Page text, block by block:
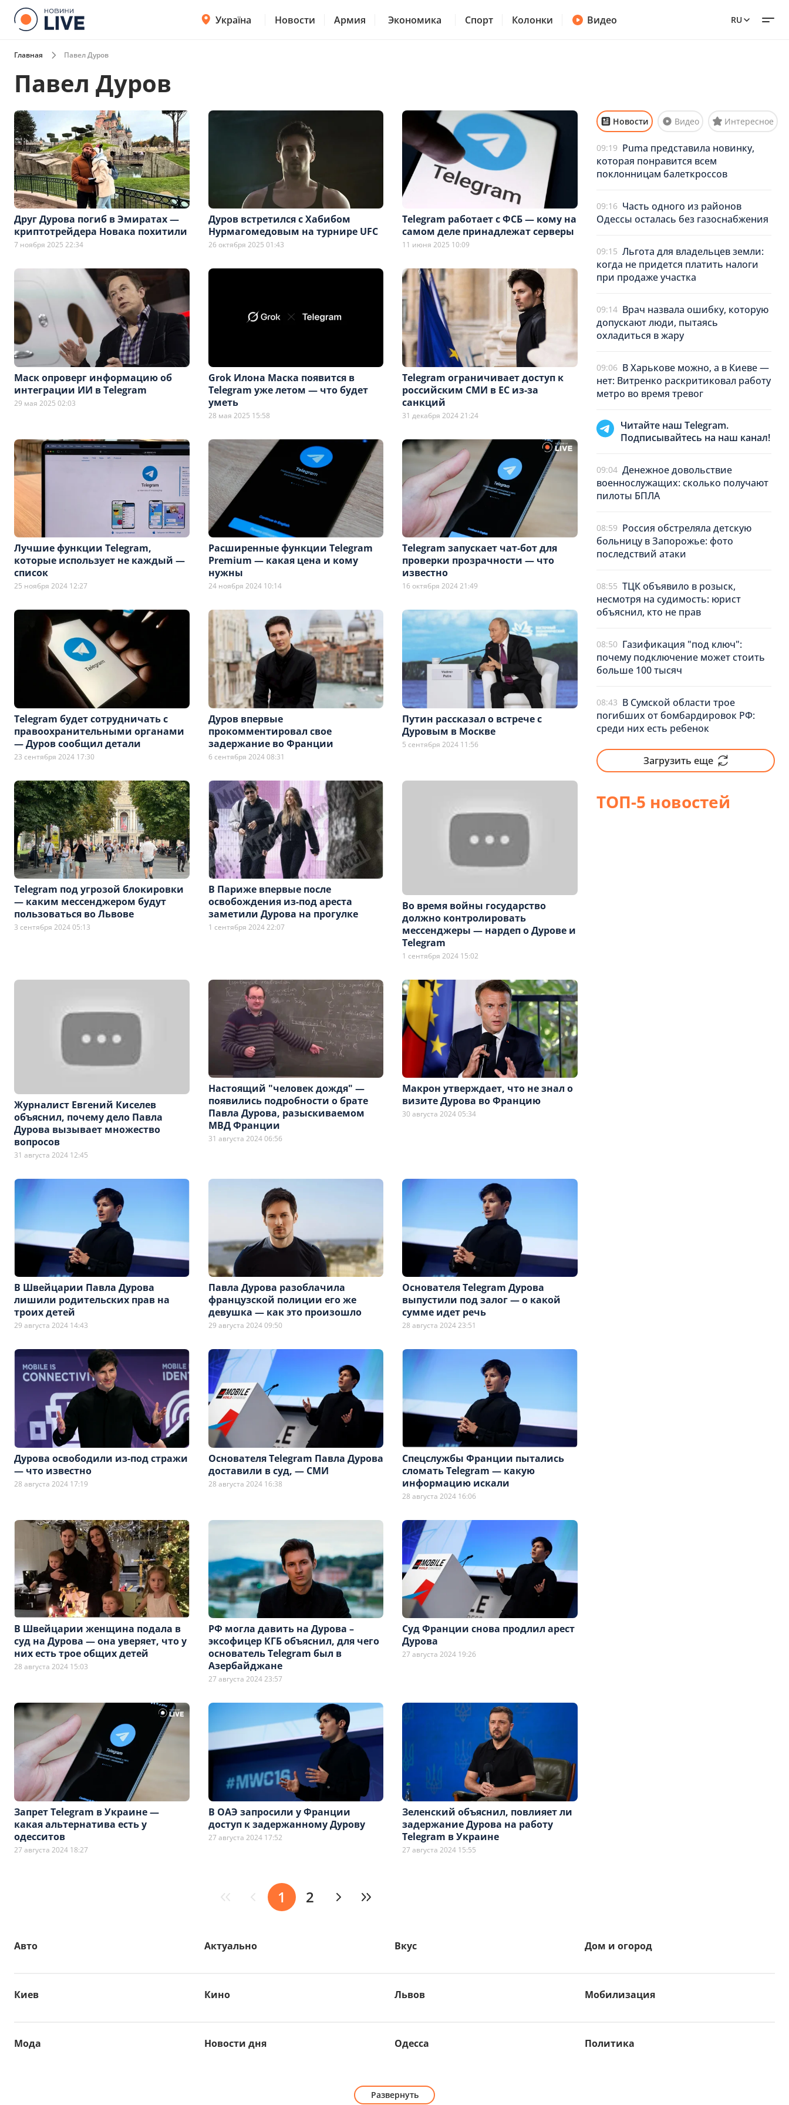
Україна Новости Армия Экономика Спорт Колонки Видео RU
Главная Павел Дуров
Павел Дуров
Друг Дурова погиб в Эмиратах —
криптотрейдера Новака похитили
7 ноября 2025 22:34
Дуров встретился с Хабибом
Нурмагомедовым на турнире UFC
26 октября 2025 01:43
Telegram работает с ФСБ — кому на
самом деле принадлежат серверы
11 июня 2025 10:09
Маск опроверг информацию об
интеграции ИИ в Telegram
29 мая 2025 02:03
Grok Илона Маска появится в
Telegram уже летом — что будет
уметь
28 мая 2025 15:58
Тelegram ограничивает доступ к
российским СМИ в ЕС из-за
санкций
31 декабря 2024 21:24
Лучшие функции Telegram,
которые использует не каждый —
список
25 ноября 2024 12:27
Расширенные функции Telegram
Premium — какая цена и кому
нужны
24 ноября 2024 10:14
Telegram запускает чат-бот для
проверки прозрачности — что
известно
16 октября 2024 21:49
Telegram будет сотрудничать с
правоохранительными органами
— Дуров сообщил детали
23 сентября 2024 17:30
Дуров впервые
прокомментировал свое
задержание во Франции
6 сентября 2024 08:31
Путин рассказал о встрече с
Дуровым в Москве
5 сентября 2024 11:56
Telegram под угрозой блокировки
— каким мессенджером будут
пользоваться во Львове
3 сентября 2024 05:13
В Париже впервые после
освобождения из-под ареста
заметили Дурова на прогулке
1 сентября 2024 22:07
Во время войны государство
должно контролировать
мессенджеры — нардеп о Дурове и
Telegram
1 сентября 2024 15:02
Журналист Евгений Киселев
объяснил, почему дело Павла
Дурова вызывает множество
вопросов
31 августа 2024 12:45
Настоящий "человек дождя" —
появились подробности о брате
Павла Дурова, разыскиваемом
МВД Франции
31 августа 2024 06:56
Макрон утверждает, что не знал о
визите Дурова во Францию
30 августа 2024 05:34
В Швейцарии Павла Дурова
лишили родительских прав на
троих детей
29 августа 2024 14:43
Павла Дурова разоблачила
французской полиции его же
девушка — как это произошло
29 августа 2024 09:50
Основателя Telegram Дурова
выпустили под залог — о какой
сумме идет речь
28 августа 2024 23:51
Дурова освободили из-под стражи
— что известно
28 августа 2024 17:19
Основателя Telegram Павла Дурова
доставили в суд, — СМИ
28 августа 2024 16:38
Спецслужбы Франции пытались
сломать Telegram — какую
информацию искали
28 августа 2024 16:06
В Швейцарии женщина подала в
суд на Дурова — она уверяет, что у
них есть трое общих детей
28 августа 2024 15:03
РФ могла давить на Дурова –
эксофицер КГБ объяснил, для чего
основатель Telegram был в
Азербайджане
27 августа 2024 23:57
Суд Франции снова продлил арест
Дурова
27 августа 2024 19:26
Запрет Telegram в Украине —
какая альтернатива есть у
одесситов
27 августа 2024 18:27
В ОАЭ запросили у Франции
доступ к задержанному Дурову
27 августа 2024 17:52
Зеленский объяснил, повлияет ли
задержание Дурова на работу
Telegram в Украине
27 августа 2024 15:55
1 2
Новости Видео Интересное
09:19 Puma представила новинку,
которая понравится всем
поклонницам балеткроссов
09:16 Часть одного из районов
Одессы осталась без газоснабжения
09:15 Льгота для владельцев земли:
когда не придется платить налоги
при продаже участка
09:14 Врач назвала ошибку, которую
допускают люди, пытаясь
охладиться в жару
09:06 В Харькове можно, а в Киеве —
нет: Витренко раскритиковал работу
метро во время тревог
Читайте наш Telegram.
Подписывайтесь на наш канал!
09:04 Денежное довольствие
военнослужащих: сколько получают
пилоты БПЛА
08:59 Россия обстреляла детскую
больницу в Запорожье: фото
последствий атаки
08:55 ТЦК объявило в розыск,
несмотря на судимость: юрист
объяснил, кто не прав
08:50 Газификация "под ключ":
почему подключение может стоить
больше 100 тысяч
08:43 В Сумской области трое
погибших от бомбардировок РФ:
среди них есть ребенок
Загрузить еще
ТОП-5 новостей
Авто Актуально Вкус Дом и огород
Киев Кино Львов Мобилизация
Мода Новости дня Одесса Политика
Развернуть